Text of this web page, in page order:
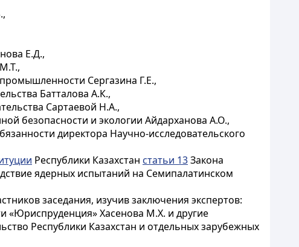
Е.Д.,
Сергазина Г.Е.,
Батталова А.К.,
Сартаевой Н.А.,
безопасности и экологии Айдарханова А.О.,
директора Научно-исследовательского
Республики Казахстан статьи 13Закона
ядерных испытаний на Семипалатинском
заседания, изучив заключения экспертов:
«Юриспруденция» Хасенова М.Х. и другие
Республики Казахстан и отдельных зарубежных